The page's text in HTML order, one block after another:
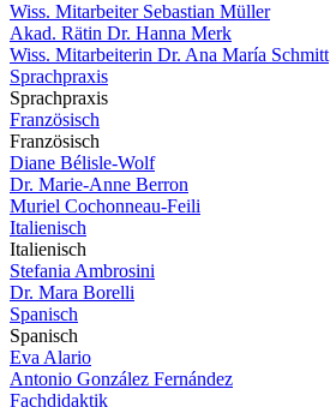
Wiss. Mitarbeiter Sebastian Müller
Akad. Rätin Dr. Hanna Merk
Wiss. Mitarbeiterin Dr. Ana María Schmitt
Sprachpraxis
Sprachpraxis
Französisch
Französisch
Diane Bélisle-Wolf
Dr. Marie-Anne Berron
Muriel Cochonneau-Feili
Italienisch
Italienisch
Stefania Ambrosini
Dr. Mara Borelli
Spanisch
Spanisch
Eva Alario
Antonio González Fernández
Fachdidaktik